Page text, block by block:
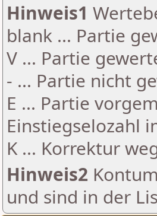
Hinweis1
blank ... Partie
V ... Partie
- ... Partie nicht
E ... Partie
Einstiegselozahl
K ... Korrektur
Hinweis2
und sind in der